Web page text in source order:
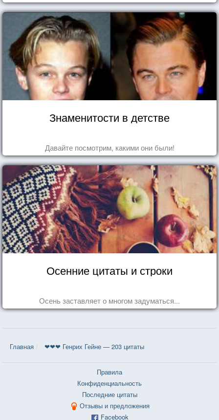
Знаменитости в детстве
Давайте посмотрим, какими они были!
Осенние цитаты и строки
Осень заставляет о многом задуматься...
Главная ❤❤❤ Генрих Гейне — 203 цитаты
Правила
Конфиденциальность
Последние цитаты
Отзывы и предложения
Facebook